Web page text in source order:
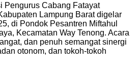
Pengurus Cabang Fatayat
Lampung Barat digelar
di Pondok Pesantren Miftahul
Kecamatan Way Tenong. Acara
dan penuh semangat sinergi
otonom, dan tokoh-tokoh